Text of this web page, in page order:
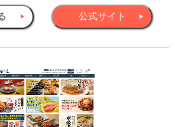
公式サイト